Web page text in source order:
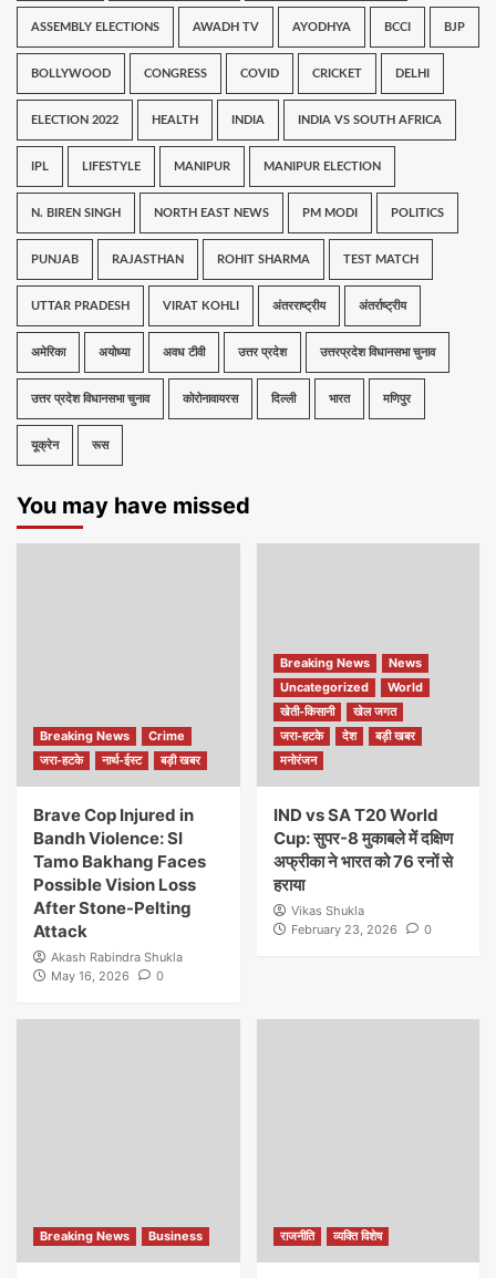
ASSEMBLY ELECTIONS AWADH TV AYODHYA BCCI BJP
BOLLYWOOD CONGRESS COVID CRICKET DELHI
ELECTION 2022 HEALTH INDIA INDIA VS SOUTH AFRICA
IPL LIFESTYLE MANIPUR MANIPUR ELECTION
N. BIREN SINGH NORTH EAST NEWS PM MODI POLITICS
PUNJAB RAJASTHAN ROHIT SHARMA TEST MATCH
UTTAR PRADESH VIRAT KOHLI अंतरराष्ट्रीय अंतर्राष्ट्रीय
अमेरिका अयोध्या अवध टीवी उत्तर प्रदेश उत्तरप्रदेश विधानसभा चुनाव
उत्तर प्रदेश विधानसभा चुनाव कोरोनावायरस दिल्ली भारत मणिपुर
यूक्रेन रूस
You may have missed
Breaking News
Crime
जरा-हटके
नार्थ-ईस्ट बड़ी खबर
Brave Cop Injured in
Bandh Violence: SI
Tamo Bakhang Faces
Possible Vision Loss
After Stone-Pelting
Attack
Akash Rabindra Shukla
May 16, 2026
0
Breaking News
News
Uncategorized
World
खेती-किसानी
खेल जगत
जरा-हटके
देश
बड़ी खबर
मनोरंजन
IND vs SA T20 World
Cup: सुपर-8 मुकाबले में दक्षिण
अफ्रीका ने भारत को 76 रनों से
हराया
Vikas Shukla
February 23, 2026
0
Breaking News Business राजनीति व्यक्ति विशेष